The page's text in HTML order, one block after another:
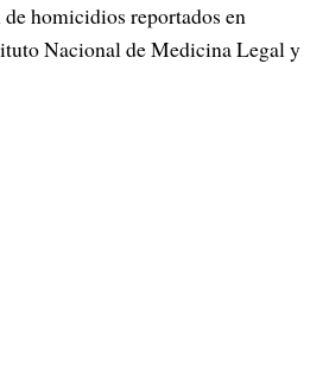
homicidios reportados en
Nacional de Medicina Legal y